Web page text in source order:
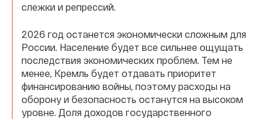
слежки и репрессий.
2026 год останется экономически сложным для
России. Население будет все сильнее ощущать
последствия экономических проблем. Тем не
менее, Кремль будет отдавать приоритет
финансированию войны, поэтому расходы на
оборону и безопасность останутся на высоком
уровне. Доля доходов государственного